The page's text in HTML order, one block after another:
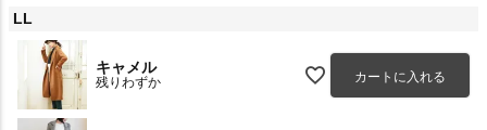
LL
キャメル
残りわずか カートに入れる